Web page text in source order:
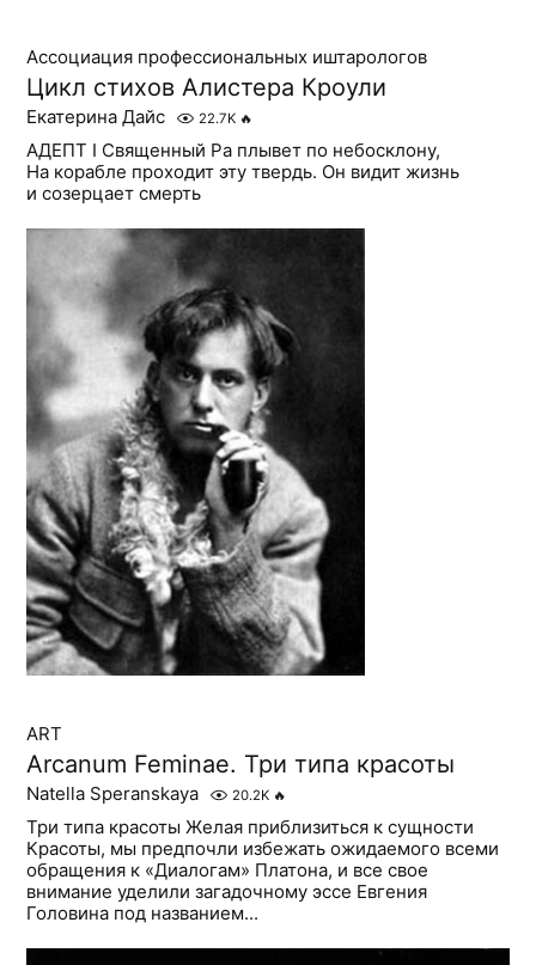
Ассоциация профессиональных иштарологов
Цикл стихов Алистера Кроули
Екатерина Дайс 22.7K 🔥
АДЕПТ I Священный Ра плывет по небосклону,
На корабле проходит эту твердь. Он видит жизнь
и созерцает смерть
ART
Arcanum Feminae. Три типа красоты
Natella Speranskaya 20.2K 🔥
Три типа красоты Желая приблизиться к сущности
Красоты, мы предпочли избежать ожидаемого всеми
обращения к «Диалогам» Платона, и все свое
внимание уделили загадочному эссе Евгения
Головина под названием...